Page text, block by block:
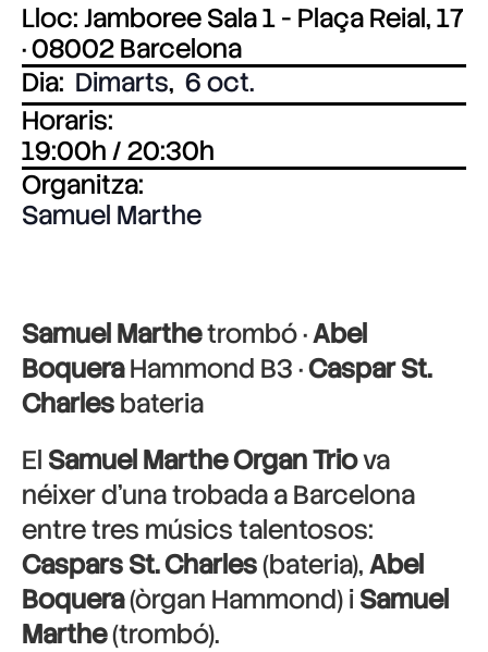
Lloc: Jamboree Sala 1 - Plaça Reial, 17
· 08002 Barcelona
Dia: Dimarts, 6 oct.
Horaris:
19:00h / 20:30h
Organitza:
Samuel Marthe
Samuel Marthetrombó ·Abel
BoqueraHammond B3 ·Caspar St.
Charlesbateria
El Samuel Marthe Organ Triova
néixer d’una trobada a Barcelona
entre tres músics talentosos:
Caspars St. Charles(bateria),Abel
Boquera(òrgan Hammond) iSamuel
Marthe(trombó).